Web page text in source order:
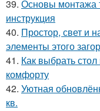
39. Основы монтажа
инструкция
40. Простор, свет и
элементы этого
41. Как выбрать
комфорту
42. Уютная
кв.